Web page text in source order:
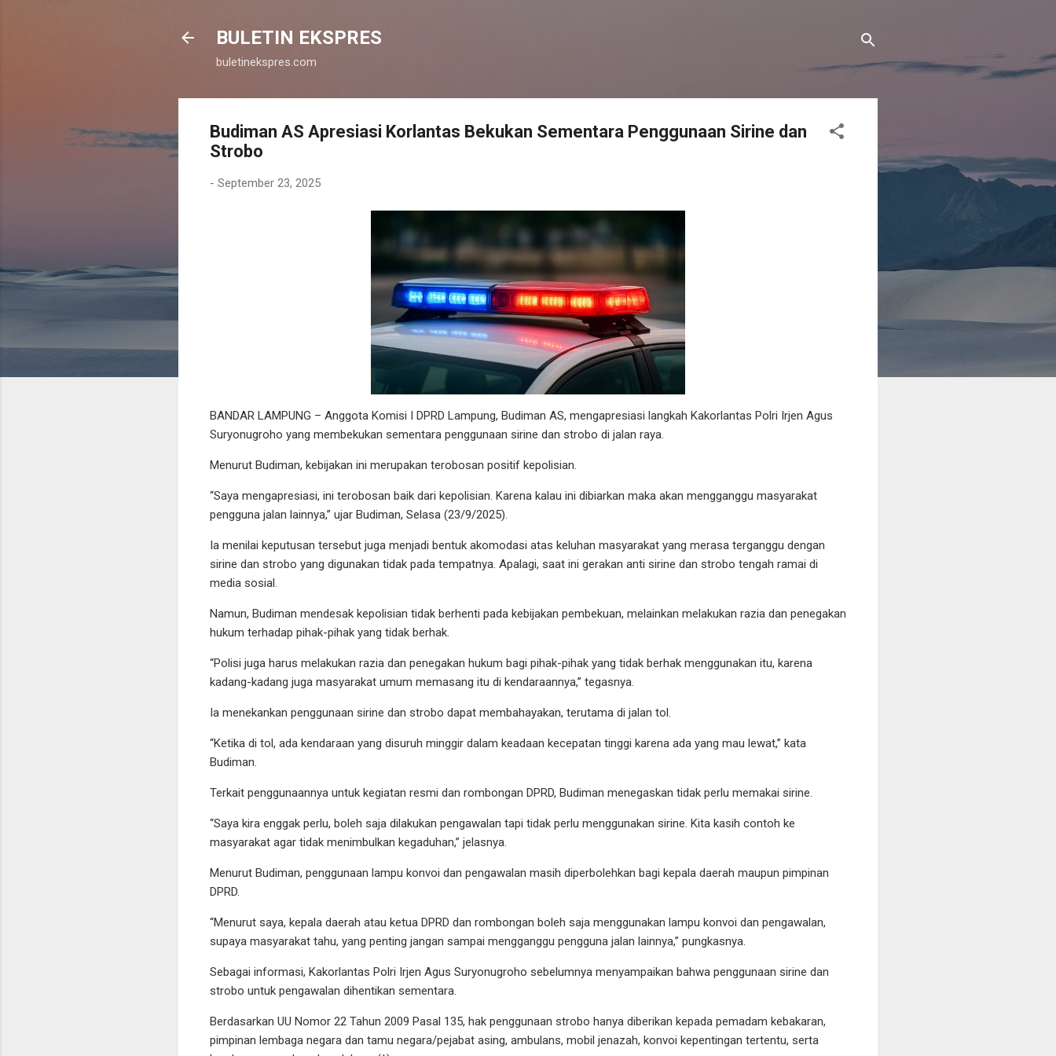
BULETIN EKSPRES
buletinekspres.com
Budiman AS Apresiasi Korlantas Bekukan Sementara Penggunaan Sirine dan
Strobo
- September 23, 2025
BANDAR LAMPUNG – Anggota Komisi I DPRD Lampung, Budiman AS, mengapresiasi langkah Kakorlantas Polri Irjen Agus
Suryonugroho yang membekukan sementara penggunaan sirine dan strobo di jalan raya.
Menurut Budiman, kebijakan ini merupakan terobosan positif kepolisian.
“Saya mengapresiasi, ini terobosan baik dari kepolisian. Karena kalau ini dibiarkan maka akan mengganggu masyarakat
pengguna jalan lainnya,” ujar Budiman, Selasa (23/9/2025).
Ia menilai keputusan tersebut juga menjadi bentuk akomodasi atas keluhan masyarakat yang merasa terganggu dengan
sirine dan strobo yang digunakan tidak pada tempatnya. Apalagi, saat ini gerakan anti sirine dan strobo tengah ramai di
media sosial.
Namun, Budiman mendesak kepolisian tidak berhenti pada kebijakan pembekuan, melainkan melakukan razia dan penegakan
hukum terhadap pihak-pihak yang tidak berhak.
“Polisi juga harus melakukan razia dan penegakan hukum bagi pihak-pihak yang tidak berhak menggunakan itu, karena
kadang-kadang juga masyarakat umum memasang itu di kendaraannya,” tegasnya.
Ia menekankan penggunaan sirine dan strobo dapat membahayakan, terutama di jalan tol.
“Ketika di tol, ada kendaraan yang disuruh minggir dalam keadaan kecepatan tinggi karena ada yang mau lewat,” kata
Budiman.
Terkait penggunaannya untuk kegiatan resmi dan rombongan DPRD, Budiman menegaskan tidak perlu memakai sirine.
“Saya kira enggak perlu, boleh saja dilakukan pengawalan tapi tidak perlu menggunakan sirine. Kita kasih contoh ke
masyarakat agar tidak menimbulkan kegaduhan,” jelasnya.
Menurut Budiman, penggunaan lampu konvoi dan pengawalan masih diperbolehkan bagi kepala daerah maupun pimpinan
DPRD.
“Menurut saya, kepala daerah atau ketua DPRD dan rombongan boleh saja menggunakan lampu konvoi dan pengawalan,
supaya masyarakat tahu, yang penting jangan sampai mengganggu pengguna jalan lainnya,” pungkasnya.
Sebagai informasi, Kakorlantas Polri Irjen Agus Suryonugroho sebelumnya menyampaikan bahwa penggunaan sirine dan
strobo untuk pengawalan dihentikan sementara.
Berdasarkan UU Nomor 22 Tahun 2009 Pasal 135, hak penggunaan strobo hanya diberikan kepada pemadam kebakaran,
pimpinan lembaga negara dan tamu negara/pejabat asing, ambulans, mobil jenazah, konvoi kepentingan tertentu, serta